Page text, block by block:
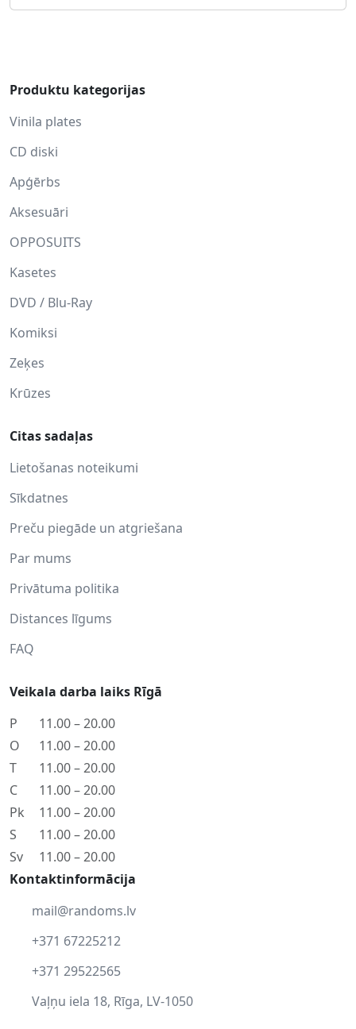
Produktu kategorijas
Vinila plates
CD diski
Apģērbs
Aksesuāri
OPPOSUITS
Kasetes
DVD / Blu-Ray
Komiksi
Zeķes
Krūzes
Citas sadaļas
Lietošanas noteikumi
Sīkdatnes
Preču piegāde un atgriešana
Par mums
Privātuma politika
Distances līgums
FAQ
Veikala darba laiks Rīgā
P
11.00 – 20.00
O
11.00 – 20.00
T
11.00 – 20.00
C
11.00 – 20.00
Pk
11.00 – 20.00
S
11.00 – 20.00
Sv
11.00 – 20.00
Kontaktinformācija
mail@randoms.lv
+371 67225212
+371 29522565
Vaļņu iela 18, Rīga, LV-1050